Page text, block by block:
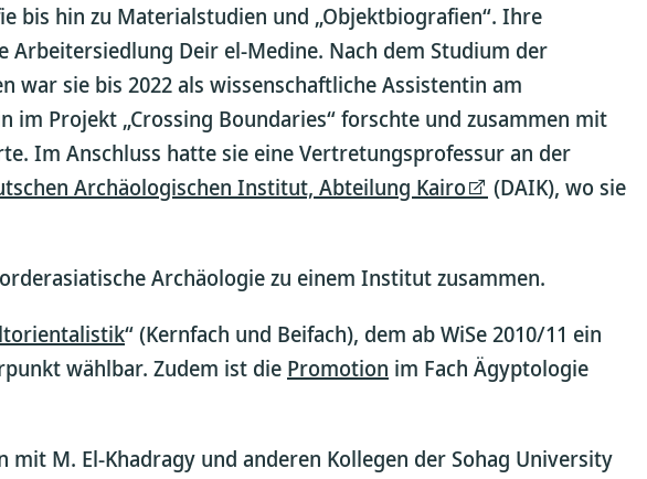
bis hin zu Materialstudien und „Objektbiografien“. Ihre
Arbeitersiedlung Deir el-Medine. Nach dem Studium der
war sie bis 2022 als wissenschaftliche Assistentin am
Projekt „Crossing Boundaries“ forschte und zusammen mit
Im Anschluss hatte sie eine Vertretungsprofessur an der
Archäologischen Institut, Abteilung Kairo
(DAIK), wo sie
Archäologie zu einem Institut zusammen.
“ (Kernfach und Beifach), dem ab WiSe 2010/11 ein
wählbar. Zudem ist die Promotion im Fach Ägyptologie
mit M. El-Khadragy und anderen Kollegen der Sohag University